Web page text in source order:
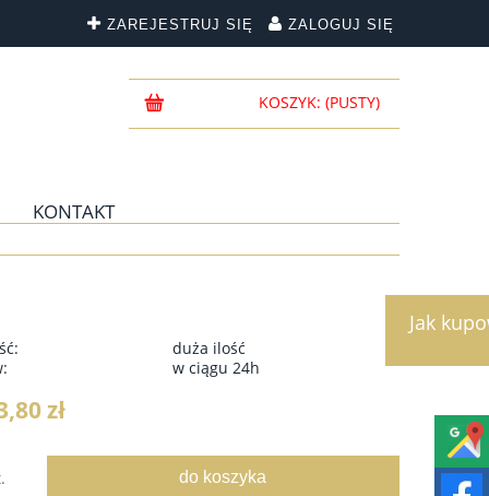
ZAREJESTRUJ SIĘ ZALOGUJ SIĘ
KOSZYK: (PUSTY)
KONTAKT
duża ilość
w ciągu 24h
zł
do koszyka
Jak